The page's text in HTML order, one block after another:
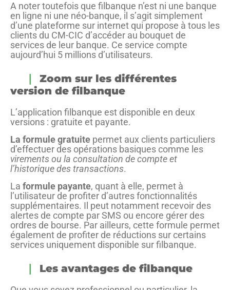
A noter toutefois que filbanque n’est ni une banque
en ligne ni une néo-banque, il s’agit simplement
d’une plateforme sur internet qui propose à tous les
clients du CM-CIC d’accéder au bouquet de
services de leur banque. Ce service compte
aujourd’hui 5 millions d’utilisateurs.
Zoom sur les différentes
version de filbanque
L’application filbanque est disponible en deux
versions : gratuite et payante.
La formule gratuite permet aux clients particuliers
d’effectuer des opérations basiques comme les
virements ou la consultation de compte et
l’historique des transactions.
La formule payante, quant à elle, permet à
l’utilisateur de profiter d’autres fonctionnalités
supplémentaires. Il peut notamment recevoir des
alertes de compte par SMS ou encore gérer des
ordres de bourse. Par ailleurs, cette formule permet
également de profiter de réductions sur certains
services uniquement disponible sur filbanque.
Les avantages de filbanque